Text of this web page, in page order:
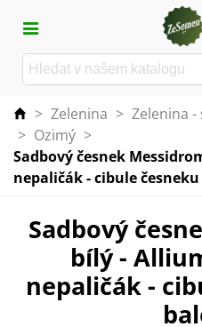
> Zelenina > Zelenina -
> Ozimý >
Sadbový česnek
nepaličák - cibule
Sadbový
bílý -
nepaličák -